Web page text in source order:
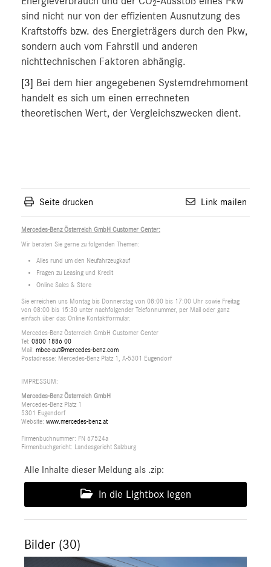
2
sind nicht nur von der effizienten Ausnutzung des
Kraftstoffs bzw. des Energieträgers durch den Pkw,
sondern auch vom Fahrstil und anderen
nichttechnischen Faktoren abhängig.
[3] Bei dem hier angegebenen Systemdrehmoment
handelt es sich um einen errechneten
theoretischen Wert, der Vergleichszwecken dient.
Seite drucken Link mailen
Mercedes-Benz Österreich GmbH Customer Center:
Wir beraten Sie gerne zu folgenden Themen:
Alles rund um den Neufahrzeugkauf
Fragen zu Leasing und Kredit
Online Sales & Store
Sie erreichen uns Montag bis Donnerstag von 08:00 bis 17:00 Uhr sowie Freitag
von 08:00 bis 15:30 unter nachfolgender Telefonnummer, per Mail oder ganz
einfach über das Online Kontaktformular.
Mercedes-Benz Österreich GmbH Customer Center
Tel: 0800 1886 00
Mail: mbcc-aut@mercedes-benz.com
Postadresse: Mercedes-Benz Platz 1, A-5301 Eugendorf
IMPRESSUM:
Mercedes-Benz Österreich GmbH
Mercedes-Benz Platz 1
5301 Eugendorf
Website: www.mercedes-benz.at
Firmenbuchnummer: FN 67524a
Firmenbuchgericht: Landesgericht Salzburg
Alle Inhalte dieser Meldung als .zip:
In die Lightbox legen
Bilder (30)